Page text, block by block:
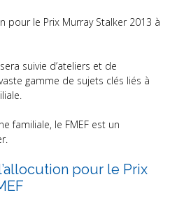
pour le Prix Murray Stalker 2013 à
suivie d’ateliers et de
gamme de sujets clés liés à
familiale, le FMEF est un
pour le Prix